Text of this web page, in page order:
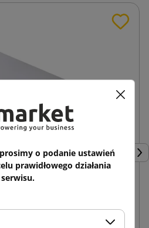
litej TP240 265x350
o podanie ustawień
prawidłowego działania
serwisu.